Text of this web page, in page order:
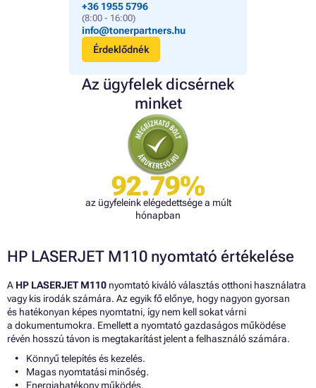
+36 1955 5796
(8:00 - 16:00)
info@tonerpartners.hu
Érdeklődnék
Az ügyfelek dicsérnek
minket
92.79%
az ügyfeleink elégedettsége a múlt
hónapban
HP LASERJET M110 nyomtató értékelése
A HP LASERJET M110 nyomtató kiváló választás otthoni használatra
vagy kis irodák számára. Az egyik fő előnye, hogy nagyon gyorsan
és hatékonyan képes nyomtatni, így nem kell sokat várni
a dokumentumokra. Emellett a nyomtató gazdaságos működése
révén hosszú távon is megtakarítást jelent a felhasználó számára.
Könnyű telepítés és kezelés.
Magas nyomtatási minőség.
Energiahatékony működés.